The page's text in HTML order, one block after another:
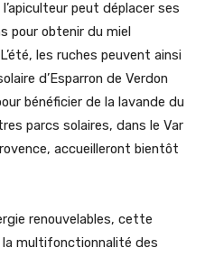
peut déplacer ses
pour obtenir du miel
les ruches peuvent ainsi
d’Esparron de Verdon
bénéficier de la lavande du
parcs solaires, dans le Var
accueilleront bientôt
renouvelables, cette
multifonctionnalité des